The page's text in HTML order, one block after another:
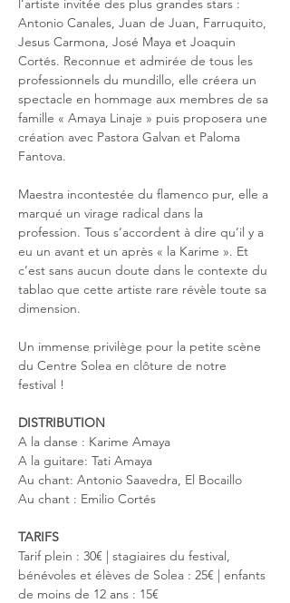
l’artiste invitée des plus grandes stars :
Antonio Canales, Juan de Juan, Farruquito,
Jesus Carmona, José Maya et Joaquin
Cortés. Reconnue et admirée de tous les
professionnels du mundillo, elle créera un
spectacle en hommage aux membres de sa
famille « Amaya Linaje » puis proposera une
création avec Pastora Galvan et Paloma
Fantova.
Maestra incontestée du flamenco pur, elle a
marqué un virage radical dans la
profession. Tous s’accordent à dire qu’il y a
eu un avant et un après « la Karime ». Et
c’est sans aucun doute dans le contexte du
tablao que cette artiste rare révèle toute sa
dimension.
Un immense privilège pour la petite scène
du Centre Solea en clôture de notre
festival !
DISTRIBUTION
A la danse : Karime Amaya
A la guitare: Tati Amaya
Au chant: Antonio Saavedra, El Bocaillo
Au chant : Emilio Cortés
TARIFS
Tarif plein : 30€ | stagiaires du festival,
bénévoles et élèves de Solea : 25€ | enfants
de moins de 12 ans : 15€